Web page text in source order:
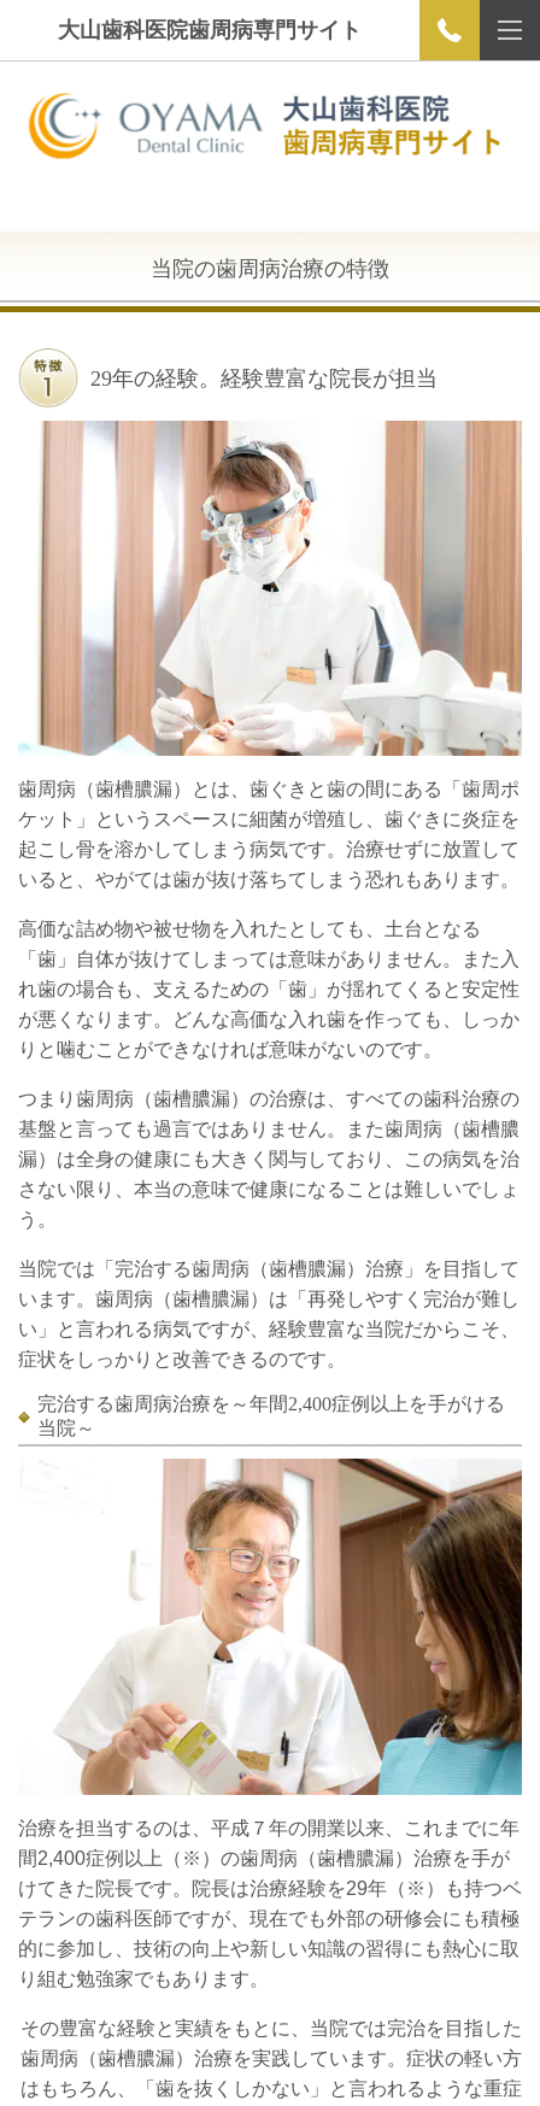
大山歯科医院歯周病専門サイト
当院の歯周病治療の特徴
29年の経験。経験豊富な院長が担当
歯周病（歯槽膿漏）とは、歯ぐきと歯の間にある「歯周ポ
ケット」というスペースに細菌が増殖し、歯ぐきに炎症を
起こし骨を溶かしてしまう病気です。治療せずに放置して
いると、やがては歯が抜け落ちてしまう恐れもあります。
高価な詰め物や被せ物を入れたとしても、土台となる
「歯」自体が抜けてしまっては意味がありません。また入
れ歯の場合も、支えるための「歯」が揺れてくると安定性
が悪くなります。どんな高価な入れ歯を作っても、しっか
りと噛むことができなければ意味がないのです。
つまり歯周病（歯槽膿漏）の治療は、すべての歯科治療の
基盤と言っても過言ではありません。また歯周病（歯槽膿
漏）は全身の健康にも大きく関与しており、この病気を治
さない限り、本当の意味で健康になることは難しいでしょ
う。
当院では「完治する歯周病（歯槽膿漏）治療」を目指して
います。歯周病（歯槽膿漏）は「再発しやすく完治が難し
い」と言われる病気ですが、経験豊富な当院だからこそ、
症状をしっかりと改善できるのです。
完治する歯周病治療を～年間2,400症例以上を手がける
当院～
治療を担当するのは、平成７年の開業以来、これまでに年
間2,400症例以上（※）の歯周病（歯槽膿漏）治療を手が
けてきた院長です。院長は治療経験を29年（※）も持つベ
テランの歯科医師ですが、現在でも外部の研修会にも積極
的に参加し、技術の向上や新しい知識の習得にも熱心に取
り組む勉強家でもあります。
その豊富な経験と実績をもとに、当院では完治を目指した
歯周病（歯槽膿漏）治療を実践しています。症状の軽い方
はもちろん、「歯を抜くしかない」と言われるような重症